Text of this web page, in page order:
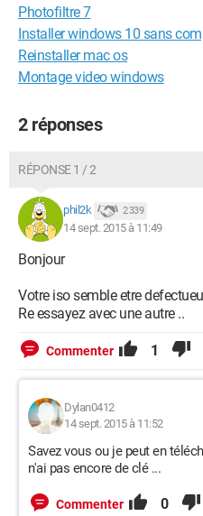
Photofiltre 7
Installer windows 10 sans
Reinstaller mac os
Montage video windows
2 réponses
RÉPONSE 1 / 2
phil2k 2 339
14 sept. 2015 à 11:49
Bonjour
Votre iso semble etre
Re essayez avec une autre ..
Commenter 1
Dylan0412
14 sept. 2015 à 11:52
Savez vous ou je peut en
n'ai pas encore de clé ...
Commenter 0